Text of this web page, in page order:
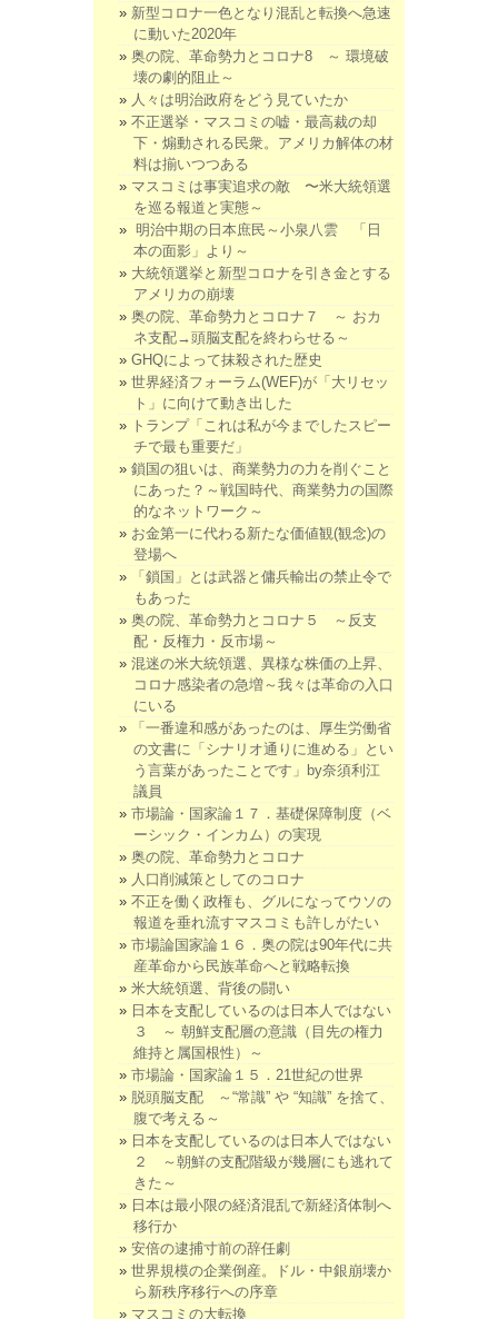
新型コロナ一色となり混乱と転換へ急速
に動いた2020年
奥の院、革命勢力とコロナ8 ～ 環境破
壊の劇的阻止～
人々は明治政府をどう見ていたか
不正選挙・マスコミの嘘・最高裁の却
下・煽動される民衆。アメリカ解体の材
料は揃いつつある
マスコミは事実追求の敵 〜米大統領選
を巡る報道と実態～
明治中期の日本庶民～小泉八雲 「日
本の面影」より～
大統領選挙と新型コロナを引き金とする
アメリカの崩壊
奥の院、革命勢力とコロナ７ ～ おカ
ネ支配→頭脳支配を終わらせる～
GHQによって抹殺された歴史
世界経済フォーラム(WEF)が「大リセッ
ト」に向けて動き出した
トランプ「これは私が今までしたスピー
チで最も重要だ」
鎖国の狙いは、商業勢力の力を削ぐこと
にあった？～戦国時代、商業勢力の国際
的なネットワーク～
お金第一に代わる新たな価値観(観念)の
登場へ
「鎖国」とは武器と傭兵輸出の禁止令で
もあった
奥の院、革命勢力とコロナ５ ～反支
配・反権力・反市場～
混迷の米大統領選、異様な株価の上昇、
コロナ感染者の急増～我々は革命の入口
にいる
「一番違和感があったのは、厚生労働省
の文書に「シナリオ通りに進める」とい
う言葉があったことです」by奈須利江
議員
市場論・国家論１７．基礎保障制度（ベ
ーシック・インカム）の実現
奥の院、革命勢力とコロナ
人口削減策としてのコロナ
不正を働く政権も、グルになってウソの
報道を垂れ流すマスコミも許しがたい
市場論国家論１６．奥の院は90年代に共
産革命から民族革命へと戦略転換
米大統領選、背後の闘い
日本を支配しているのは日本人ではない
３ ～ 朝鮮支配層の意識（目先の権力
維持と属国根性）～
市場論・国家論１５．21世紀の世界
脱頭脳支配 ～“常識” や “知識” を捨て、
腹で考える～
日本を支配しているのは日本人ではない
２ ～朝鮮の支配階級が幾層にも逃れて
きた～
日本は最小限の経済混乱で新経済体制へ
移行か
安倍の逮捕寸前の辞任劇
世界規模の企業倒産。ドル・中銀崩壊か
ら新秩序移行への序章
マスコミの大転換